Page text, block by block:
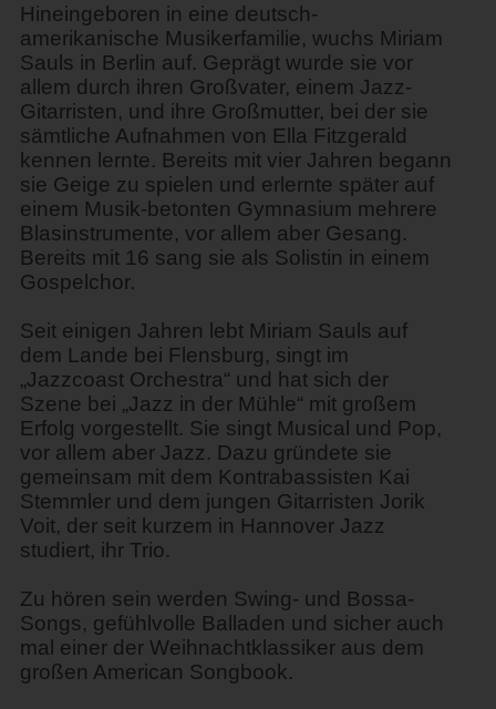
Hineingeboren in eine deutsch-
amerikanische Musikerfamilie, wuchs Miriam
Sauls in Berlin auf. Geprägt wurde sie vor
allem durch ihren Großvater, einem Jazz-
Gitarristen, und ihre Großmutter, bei der sie
sämtliche Aufnahmen von Ella Fitzgerald
kennen lernte. Bereits mit vier Jahren begann
sie Geige zu spielen und erlernte später auf
einem Musik-betonten Gymnasium mehrere
Blasinstrumente, vor allem aber Gesang.
Bereits mit 16 sang sie als Solistin in einem
Gospelchor.
Seit einigen Jahren lebt Miriam Sauls auf
dem Lande bei Flensburg, singt im
„Jazzcoast Orchestra“ und hat sich der
Szene bei „Jazz in der Mühle“ mit großem
Erfolg vorgestellt. Sie singt Musical und Pop,
vor allem aber Jazz. Dazu gründete sie
gemeinsam mit dem Kontrabassisten Kai
Stemmler und dem jungen Gitarristen Jorik
Voit, der seit kurzem in Hannover Jazz
studiert, ihr Trio.
Zu hören sein werden Swing- und Bossa-
Songs, gefühlvolle Balladen und sicher auch
mal einer der Weihnachtklassiker aus dem
großen American Songbook.